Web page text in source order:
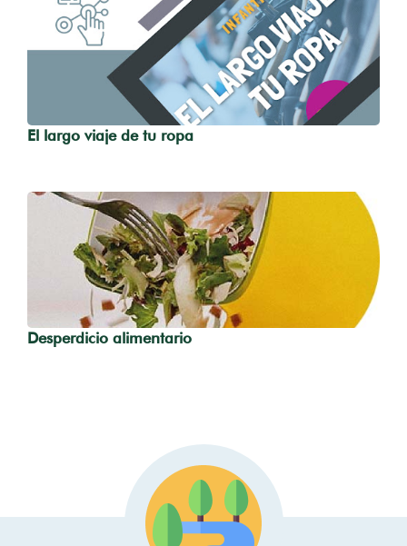
El largo viaje de tu ropa
Desperdicio alimentario